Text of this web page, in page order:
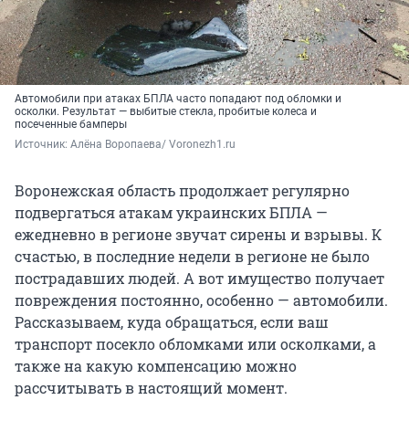
Автомобили при атаках БПЛА часто попадают под обломки и
осколки. Результат — выбитые стекла, пробитые колеса и
посеченные бамперы
Источник: Алёна Воропаева/ Voronezh1.ru
Воронежская область продолжает регулярно
подвергаться атакам украинских БПЛА —
ежедневно в регионе звучат сирены и взрывы. К
счастью, в последние недели в регионе не было
пострадавших людей. А вот имущество получает
повреждения постоянно, особенно — автомобили.
Рассказываем, куда обращаться, если ваш
транспорт посекло обломками или осколками, а
также на какую компенсацию можно
рассчитывать в настоящий момент.